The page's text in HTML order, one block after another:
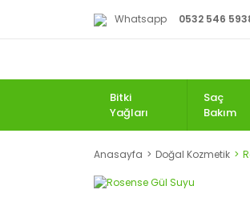
Whatsapp 0532 546
Bitki
Yağları
Saç
Bakım
Anasayfa Doğal Kozmetik